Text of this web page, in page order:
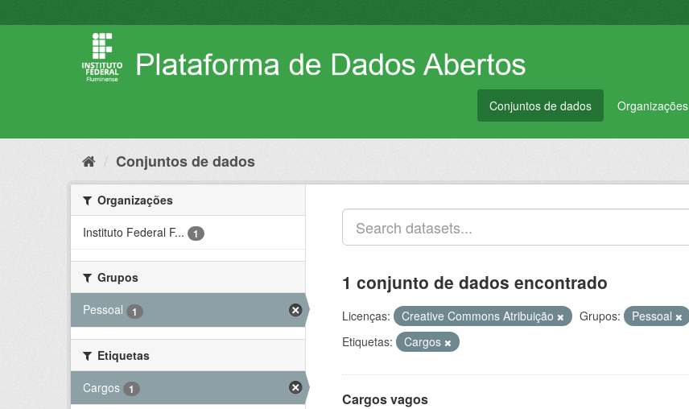
para
Conjuntos de dados Organizações
Conjuntos de dados
Organizações
Instituto Federal F...
1
Grupos
Pessoal
1
Etiquetas
Cargos
1
1 conjunto de dados encontrado
Licenças: Creative Commons Atribuição Grupos:
Pessoal
Etiquetas:
Cargos
Cargos vagos